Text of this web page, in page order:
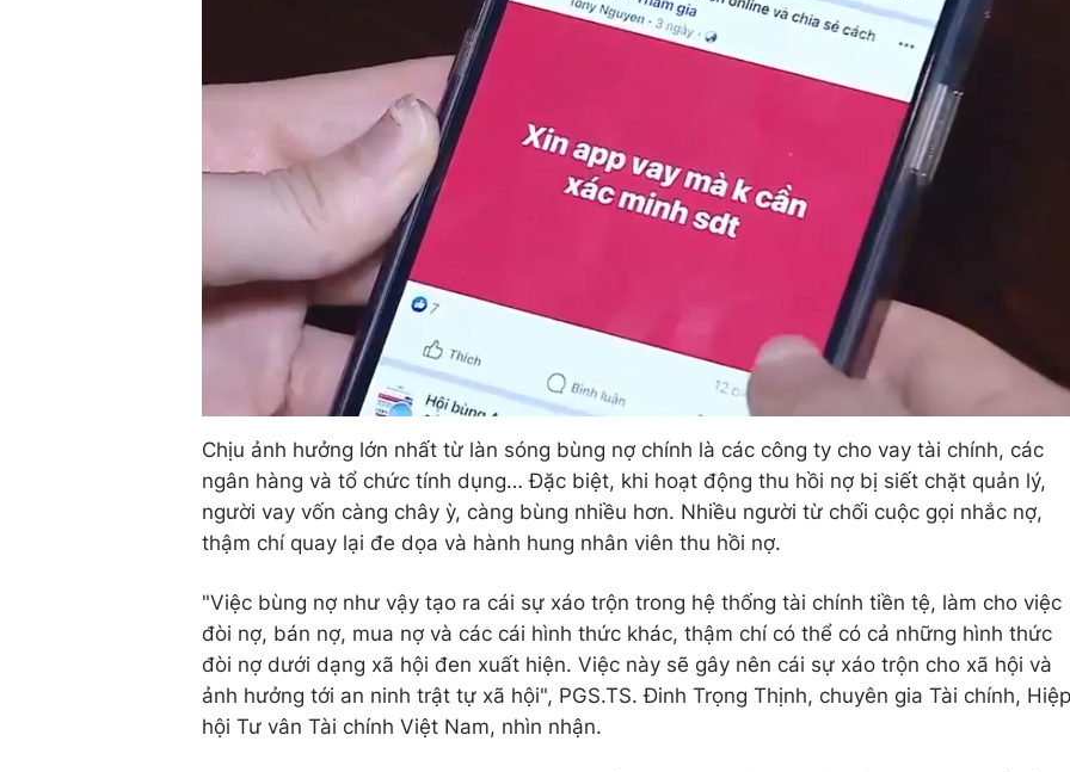
Chịu ảnh hưởng lớn nhất từ làn sóng bùng nợ chính là các công ty cho vay tài chính, các
ngân hàng và tổ chức tính dụng… Đặc biệt, khi hoạt động thu hồi nợ bị siết chặt quản lý,
người vay vốn càng chây ỳ, càng bùng nhiều hơn. Nhiều người từ chối cuộc gọi nhắc nợ,
thậm chí quay lại đe dọa và hành hung nhân viên thu hồi nợ.
"Việc bùng nợ như vậy tạo ra cái sự xáo trộn trong hệ thống tài chính tiền tệ, làm cho việc
đòi nợ, bán nợ, mua nợ và các cái hình thức khác, thậm chí có thể có cả những hình thức
đòi nợ dưới dạng xã hội đen xuất hiện. Việc này sẽ gây nên cái sự xáo trộn cho xã hội và
ảnh hưởng tới an ninh trật tự xã hội", PGS.TS. Đinh Trọng Thịnh, chuyên gia Tài chính, Hiệp
hội Tư vân Tài chính Việt Nam, nhìn nhận.